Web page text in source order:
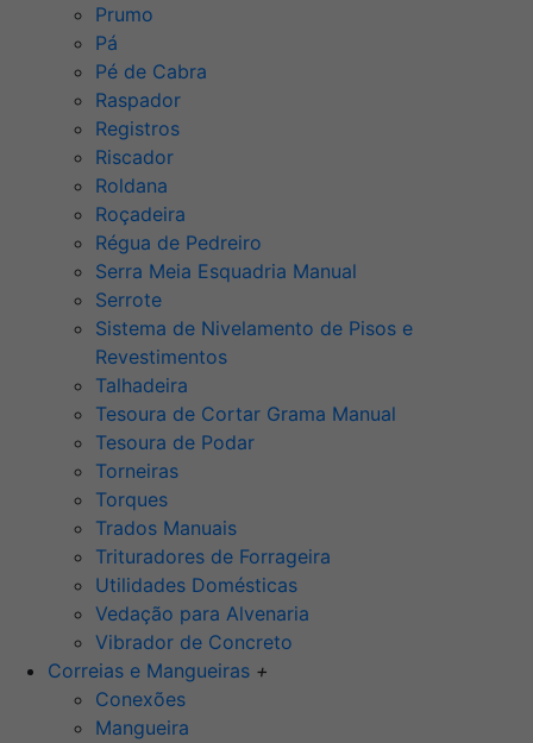
Prumo
Pá
Pé de Cabra
Raspador
Registros
Riscador
Roldana
Roçadeira
Régua de Pedreiro
Serra Meia Esquadria Manual
Serrote
Sistema de Nivelamento de Pisos e
Revestimentos
Talhadeira
Tesoura de Cortar Grama Manual
Tesoura de Podar
Torneiras
Torques
Trados Manuais
Trituradores de Forrageira
Utilidades Domésticas
Vedação para Alvenaria
Vibrador de Concreto
Correias e Mangueiras +
Conexões
Mangueira